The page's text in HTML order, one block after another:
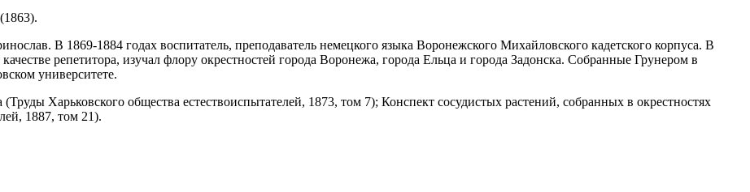
В 1869-1884 годах воспитатель, преподаватель немецкого языка Воронежского Михайловского кадетского корпуса. В
репетитора, изучал флору окрестностей города Воронежа, города Ельца и города Задонска. Собранные Грунером в
университете.
Харьковского общества естествоиспытателей, 1873, том 7); Конспект сосудистых растений, собранных в окрестностях
1887, том 21).